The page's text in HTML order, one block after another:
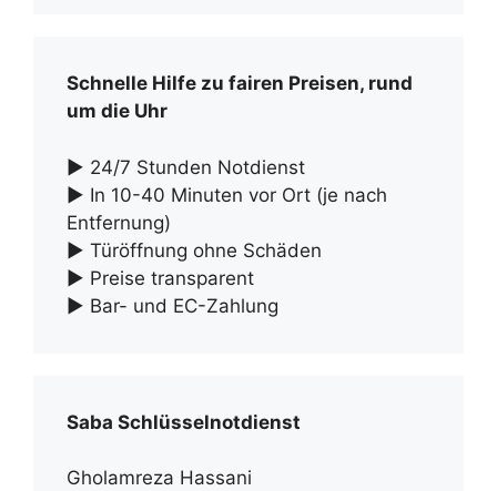
Schnelle Hilfe zu fairen Preisen, rund
um die Uhr
► 24/7 Stunden Notdienst
► In 10-40 Minuten vor Ort (je nach
Entfernung)
► Türöffnung ohne Schäden
► Preise transparent
► Bar- und EC-Zahlung
Saba Schlüsselnotdienst
Gholamreza Hassani